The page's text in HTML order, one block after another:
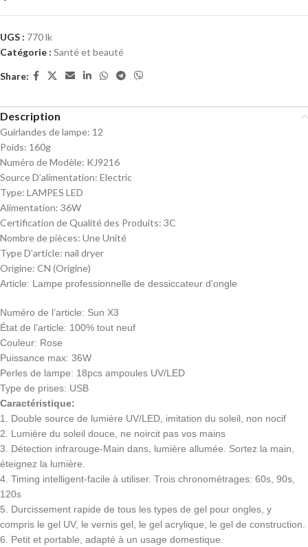
UGS : 770 lk
Catégorie : Santé et beauté
Share:
Description
Guirlandes de lampe: 12
Poids: 160g
Numéro de Modèle: KJ9216
Source D’alimentation: Electric
Type: LAMPES LED
Alimentation: 36W
Certification de Qualité des Produits: 3C
Nombre de pièces: Une Unité
Type D’article: nail dryer
Origine: CN (Origine)
Article: Lampe professionnelle de dessiccateur d’ongle
Numéro de l’article: Sun X3
État de l’article: 100% tout neuf
Couleur: Rose
Puissance max: 36W
Perles de lampe: 18pcs ampoules UV/LED
Type de prises: USB
Caractéristique:
1. Double source de lumière UV/LED, imitation du soleil, non nocif
2. Lumière du soleil douce, ne noircit pas vos mains
3. Détection infrarouge-Main dans, lumière allumée. Sortez la main,
éteignez la lumière.
4. Timing intelligent-facile à utiliser. Trois chronométrages: 60s, 90s,
120s
5. Durcissement rapide de tous les types de gel pour ongles, y
compris le gel UV, le vernis gel, le gel acrylique, le gel de construction.
6. Petit et portable, adapté à un usage domestique.